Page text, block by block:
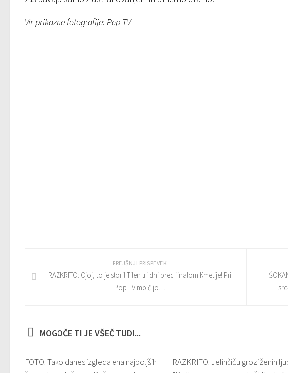
Vir prikazne fotografije: Pop TV
PREJŠNJI PRISPEVEK
RAZKRITO: Ojoj, to je storil Tilen tri dni pred finalom Kmetije! Pri
Pop TV molčijo…
MOGOČE TI JE VŠEČ TUDI...
FOTO: Tako danes izgleda ena najboljših
RAZKRITO: Jelinčiču grozi ženin